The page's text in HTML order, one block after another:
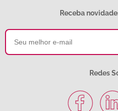
Receba
Redes